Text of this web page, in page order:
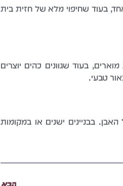
בעוד שחיפוי מלא של חזית בית
בעוד שגוונים כהים יוצרים
טבעי.
בבניינים ישנים או במקומות